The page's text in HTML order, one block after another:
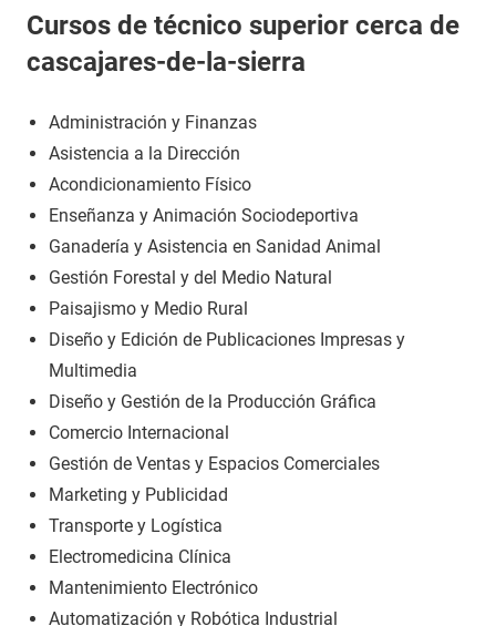
Cursos de técnico superior cerca de
cascajares-de-la-sierra
Administración y Finanzas
Asistencia a la Dirección
Acondicionamiento Físico
Enseñanza y Animación Sociodeportiva
Ganadería y Asistencia en Sanidad Animal
Gestión Forestal y del Medio Natural
Paisajismo y Medio Rural
Diseño y Edición de Publicaciones Impresas y
Multimedia
Diseño y Gestión de la Producción Gráfica
Comercio Internacional
Gestión de Ventas y Espacios Comerciales
Marketing y Publicidad
Transporte y Logística
Electromedicina Clínica
Mantenimiento Electrónico
Automatización y Robótica Industrial